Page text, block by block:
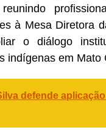
à Mesa Diretora
o diálogo
indígenas em Mato
defende